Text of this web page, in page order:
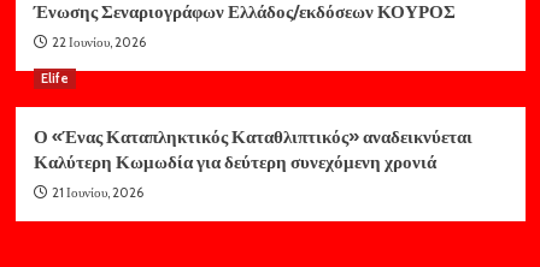
Ένωσης Σεναριογράφων Ελλάδος/εκδόσεων ΚΟΥΡΟΣ
22 Ιουνίου, 2026
Elife
Ο «Ένας Καταπληκτικός Καταθλιπτικός» αναδεικνύεται
Καλύτερη Κωμωδία για δεύτερη συνεχόμενη χρονιά
21 Ιουνίου, 2026